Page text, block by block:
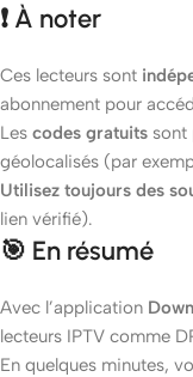
❗ À noter
Ces lecteurs sont
abonnement pour
Les codes gratuits sont
géolocalisés (par
Utilisez toujours des
lien vérifié).
🎯 En résumé
Avec l’application
lecteurs IPTV comme
En quelques minutes,